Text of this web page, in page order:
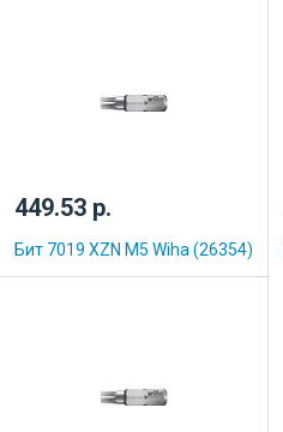
449.53 р.
Бит 7019 XZN M5 Wiha (26354)